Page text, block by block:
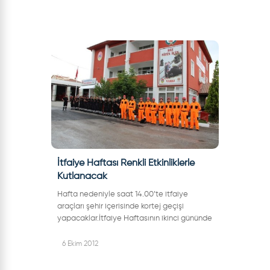
İtfaiye Haftası Renkli Etkinliklerle
Kutlanacak
Hafta nedeniyle saat 14.00’te itfaiye
araçları şehir içerisinde kortej geçişi
yapacaklar.İtfaiye Haftasının ikinci gününde
Müdürlüğü bahçesinde 250 ilköğretim
6 Ekim 2012